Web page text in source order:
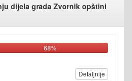
dijela grada Zvornik opštini
68%
Detaljnije